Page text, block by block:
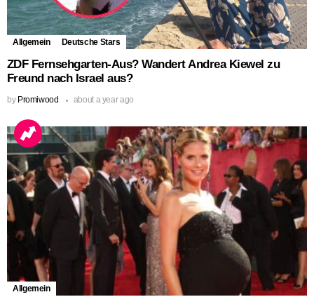
Allgemein Deutsche Stars
ZDF Fernsehgarten-Aus? Wandert Andrea Kiewel zu
Freund nach Israel aus?
by Promiwood about a year ago
Allgemein